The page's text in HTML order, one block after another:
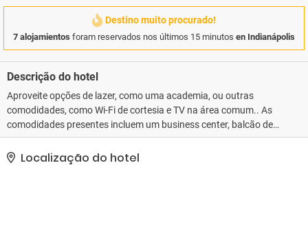
Destino muito procurado!
7 alojamientos foram reservados nos últimos 15 minutos en Indianápolis
Descrição do hotel
Aproveite opções de lazer, como uma academia, ou outras
comodidades, como Wi-Fi de cortesia e TV na área comum.. As
comodidades presentes incluem um business center, balcão de
recepção 24 horas e um cofre na recepção do hotel..
Localização do hotel